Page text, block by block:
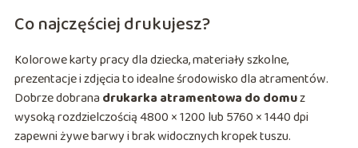
Co najczęściej drukujesz?
Kolorowe karty pracy dla dziecka, materiały szkolne,
prezentacje i zdjęcia to idealne środowisko dla atramentów.
Dobrze dobrana drukarka atramentowa do domuz
wysoką rozdzielczością 4800 × 1200 lub 5760 × 1440 dpi
zapewni żywe barwy i brak widocznych kropek tuszu.